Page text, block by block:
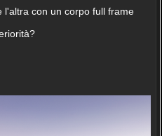
l'altra con un corpo full frame